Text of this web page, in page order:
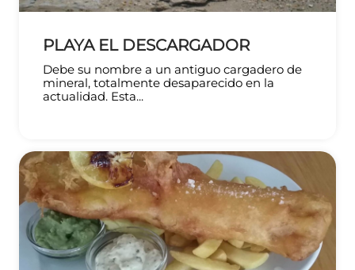
PLAYA EL DESCARGADOR
Debe su nombre a un antiguo cargadero de
mineral, totalmente desaparecido en la
actualidad. Esta...